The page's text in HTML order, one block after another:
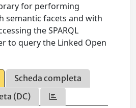
for performing
semantic facets and with
the SPARQL
to query the Linked Open
Scheda completa
(DC)